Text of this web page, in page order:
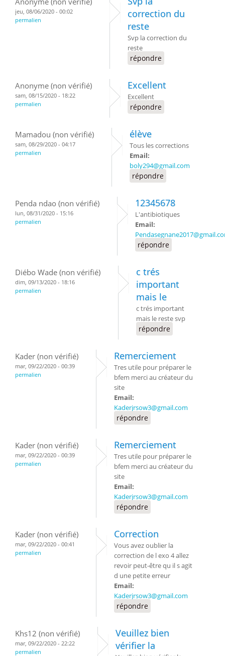
jeu, 08/06/2020 - 00:02
permalien
correction du
reste
Svp la correction du
reste
répondre
Anonyme (non vérifié)
sam, 08/15/2020 - 18:22
permalien
Excellent
Excellent
répondre
Mamadou (non vérifié)
sam, 08/29/2020 - 04:17
permalien
élève
Tous les corrections
Email:
boly294@gmail.com
répondre
Penda ndao (non vérifié)
lun, 08/31/2020 - 15:16
permalien
12345678
L'antibiotiques
Email:
répondre
Diébo Wade (non vérifié)
dim, 09/13/2020 - 18:16
permalien
c trés
important
mais le
c trés important
mais le reste svp
répondre
Kader (non vérifié)
mar, 09/22/2020 - 00:39
permalien
Remerciement
Tres utile pour préparer le
bfem merci au créateur du
site
Email:
Kaderjrsow3@gmail.com
répondre
Kader (non vérifié)
mar, 09/22/2020 - 00:39
permalien
Remerciement
Tres utile pour préparer le
bfem merci au créateur du
site
Email:
Kaderjrsow3@gmail.com
répondre
Kader (non vérifié)
mar, 09/22/2020 - 00:41
permalien
Correction
Vous avez oublier la
correction de l exo 4 allez
revoir peut-être qu il s agit
d une petite erreur
Email:
Kaderjrsow3@gmail.com
répondre
Khs12 (non vérifié)
mar, 09/22/2020 - 22:22
permalien
Veuillez bien
vérifier la